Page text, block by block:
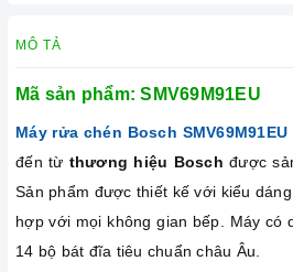
MÔ TẢ
Mã sản phẩm:SMV69M91EU
Máy rửa chén Bosch SMV69M91EU
đến từ thương hiệu Bosch được
Sản phẩm được thiết kế với kiểu
hợp với mọi không gian bếp. Máy có
14 bộ bát đĩa tiêu chuẩn châu Âu.